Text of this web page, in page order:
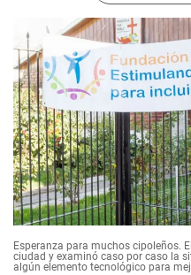
Esperanza para muchos cipoleños.
ciudad y examinó caso por caso la
algún elemento tecnológico para